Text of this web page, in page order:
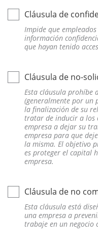
Cláusula de
Impide que
información
que hayan tenido
Cláusula de no-
Esta cláusula prohíbe
(generalmente por un
la finalización de su
tratar de inducir a los
empresa a dejar su
empresa para que
la misma. El objetivo
es proteger el capital
empresa.
Cláusula de no
Esta cláusula está
una empresa a
trabaje en un negocio